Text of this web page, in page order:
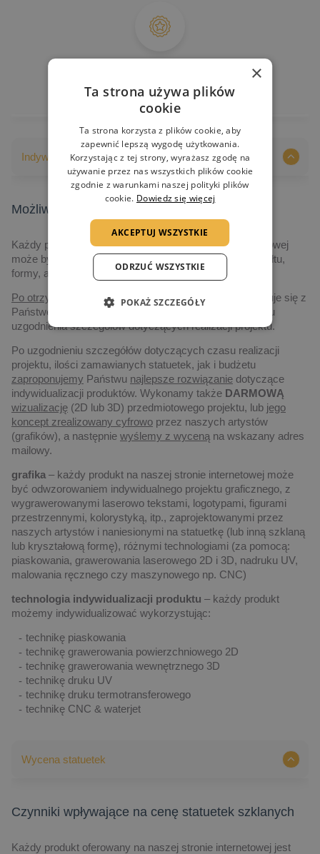
Indywidualizacja nadruków
Możliwości indywidualizacji nadruków
Każdy produkt prezentowany na naszej stronie internetowej
może być indywidualizowany, poczynając od jego kształtu,
formy, aż po grafikę i technologię realizacji.
Po otrzymaniu zapytania,nasz przedstawiciel skontaktuje się z
Państwem drogą elektroniczną, albo telefoniczną, w celu
uzgodnienia szczegółów dotyczących realizacji projektu.
Po uzgodnieniu szczegółów dotyczących czasu realizacji
projektu, ilości zamawianych statuetek, jak i budżetu
zaproponujemy Państwu najlepsze rozwiązanie dotyczące
indywidualizacji produktów. Wykonamy także DARMOWĄ
wizualizację (2D lub 3D) przedmiotowego projektu, lub jego
koncept zrealizowany cyfrowo przez naszych artystów
(grafików), a następnie wyślemy z wyceną na wskazany adres
mailowy.
grafika – każdy produkt na naszej stronie internetowej może
być odwzorowaniem indywidualnego projektu graficznego, z
wygrawerowanymi laserowo tekstami, logotypami, figurami
przestrzennymi, kolorystyką, itp., zaprojektowanymi przez
naszych artystów i naniesionymi na statuetkę (lub inną szklaną
lub kryształową formę), różnymi technologiami (za pomocą:
piaskowania, grawerowania laserowego 2D i 3D, nadruku UV,
malowania ręcznego czy maszynowego np. CNC)
technologia indywidualizacji produktu – każdy produkt
możemy indywidualizować wykorzystując:
technikę piaskowania
technikę grawerowania powierzchniowego 2D
technikę grawerowania wewnętrznego 3D
technikę druku UV
technikę druku termotransferowego
technikę CNC & waterjet
Wycena statuetek
Czynniki wpływające na cenę statuetek szklanych
Każdy produkt oferowany na naszej stronie internetowej jest
×
Ta strona używa plików
cookie
Ta strona korzysta z plików cookie, aby
zapewnić lepszą wygodę użytkowania.
Korzystając z tej strony, wyrażasz zgodę na
używanie przez nas wszystkich plików cookie
zgodnie z warunkami naszej polityki plików
cookie. Dowiedz się więcej
AKCEPTUJ WSZYSTKIE
ODRZUĆ WSZYSTKIE
POKAŻ SZCZEGÓŁY